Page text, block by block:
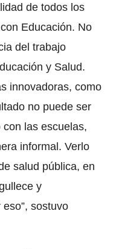
de todos los
Educación. No
del trabajo
y Salud.
innovadoras, como
no puede ser
las escuelas,
informal. Verlo
salud pública, en
y
sostuvo